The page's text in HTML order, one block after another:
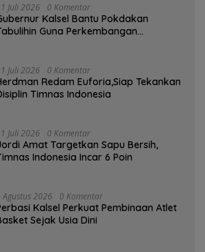
Juli 2026 0 Komentar
Kalsel Bantu Pokdakan
Guna Perkembangan
Juli 2026 0 Komentar
Redam Euforia,Siap Tekankan
Timnas Indonesia
Juli 2026 0 Komentar
Amat Targetkan Sapu Bersih,
Indonesia Incar 6 Poin
Agustus 2026 0 Komentar
Kalsel Perkuat Pembinaan Atlet
Sejak Usia Dini